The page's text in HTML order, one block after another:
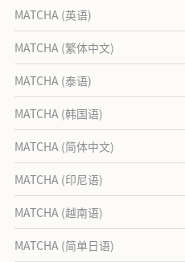
MATCHA (英语)
MATCHA (繁体中文)
MATCHA (泰语)
MATCHA (韩国语)
MATCHA (简体中文)
MATCHA (印尼语)
MATCHA (越南语)
MATCHA (简单日语)